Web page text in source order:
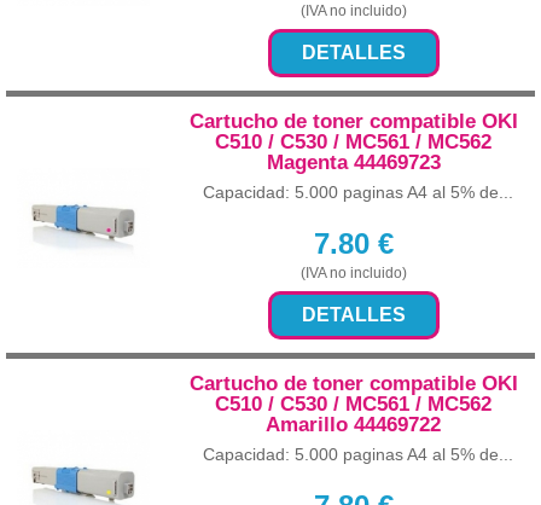
(IVA no incluido)
DETALLES
Cartucho de toner compatible OKI
C510 / C530 / MC561 / MC562
Magenta 44469723
Capacidad: 5.000 paginas A4 al 5% de...
7.80€
(IVA no incluido)
DETALLES
Cartucho de toner compatible OKI
C510 / C530 / MC561 / MC562
Amarillo 44469722
Capacidad: 5.000 paginas A4 al 5% de...